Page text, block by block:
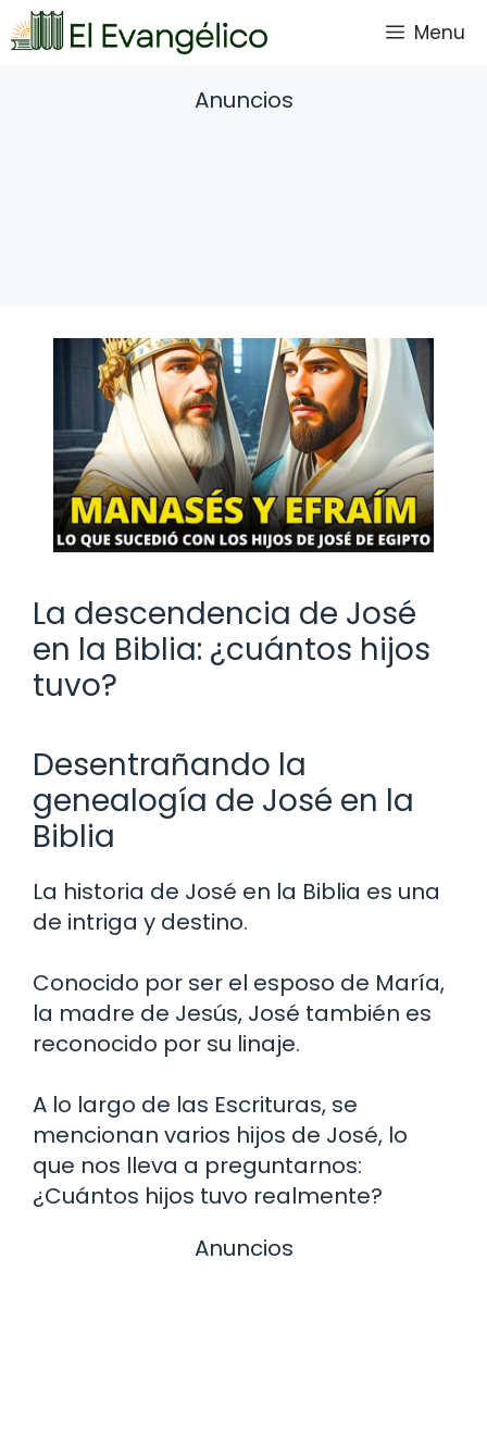
Saltar
al
Menu
Anuncios
La descendencia de José
en la Biblia: ¿cuántos hijos
tuvo?
Desentrañando la
genealogía de José en la
Biblia
La historia de José en la Biblia es una
de intriga y destino.
Conocido por ser el esposo de María,
la madre de Jesús, José también es
reconocido por su linaje.
A lo largo de las Escrituras, se
mencionan varios hijos de José, lo
que nos lleva a preguntarnos:
¿Cuántos hijos tuvo realmente?
Anuncios